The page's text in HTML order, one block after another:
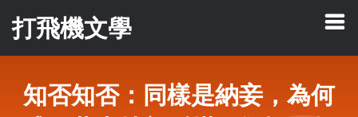
打飛機文學
知否知否：同樣是納妾，為何